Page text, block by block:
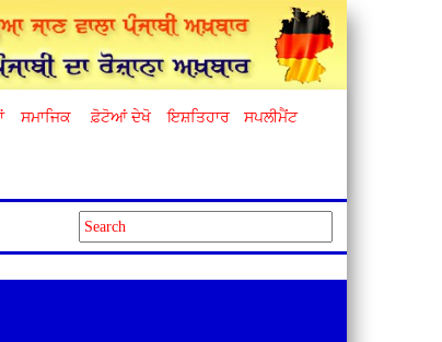
ਸਮਾਜਿਕ ਫ਼ੋਟੋਆਂ ਦੇਖੋ ਇਸ਼ਤਿਹਾਰ ਸਪਲੀਮੈਂਟ